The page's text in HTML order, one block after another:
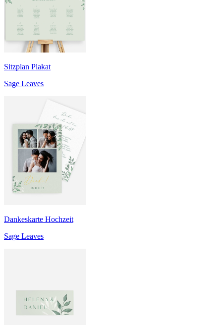
Sitzplan Plakat
Sage Leaves
Dankeskarte Hochzeit
Sage Leaves